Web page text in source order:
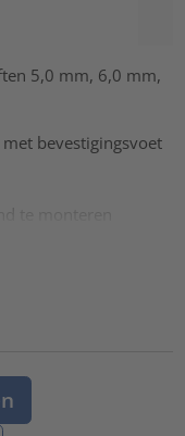
5,0 mm, 6,0 mm,
bevestigingsvoet
te monteren